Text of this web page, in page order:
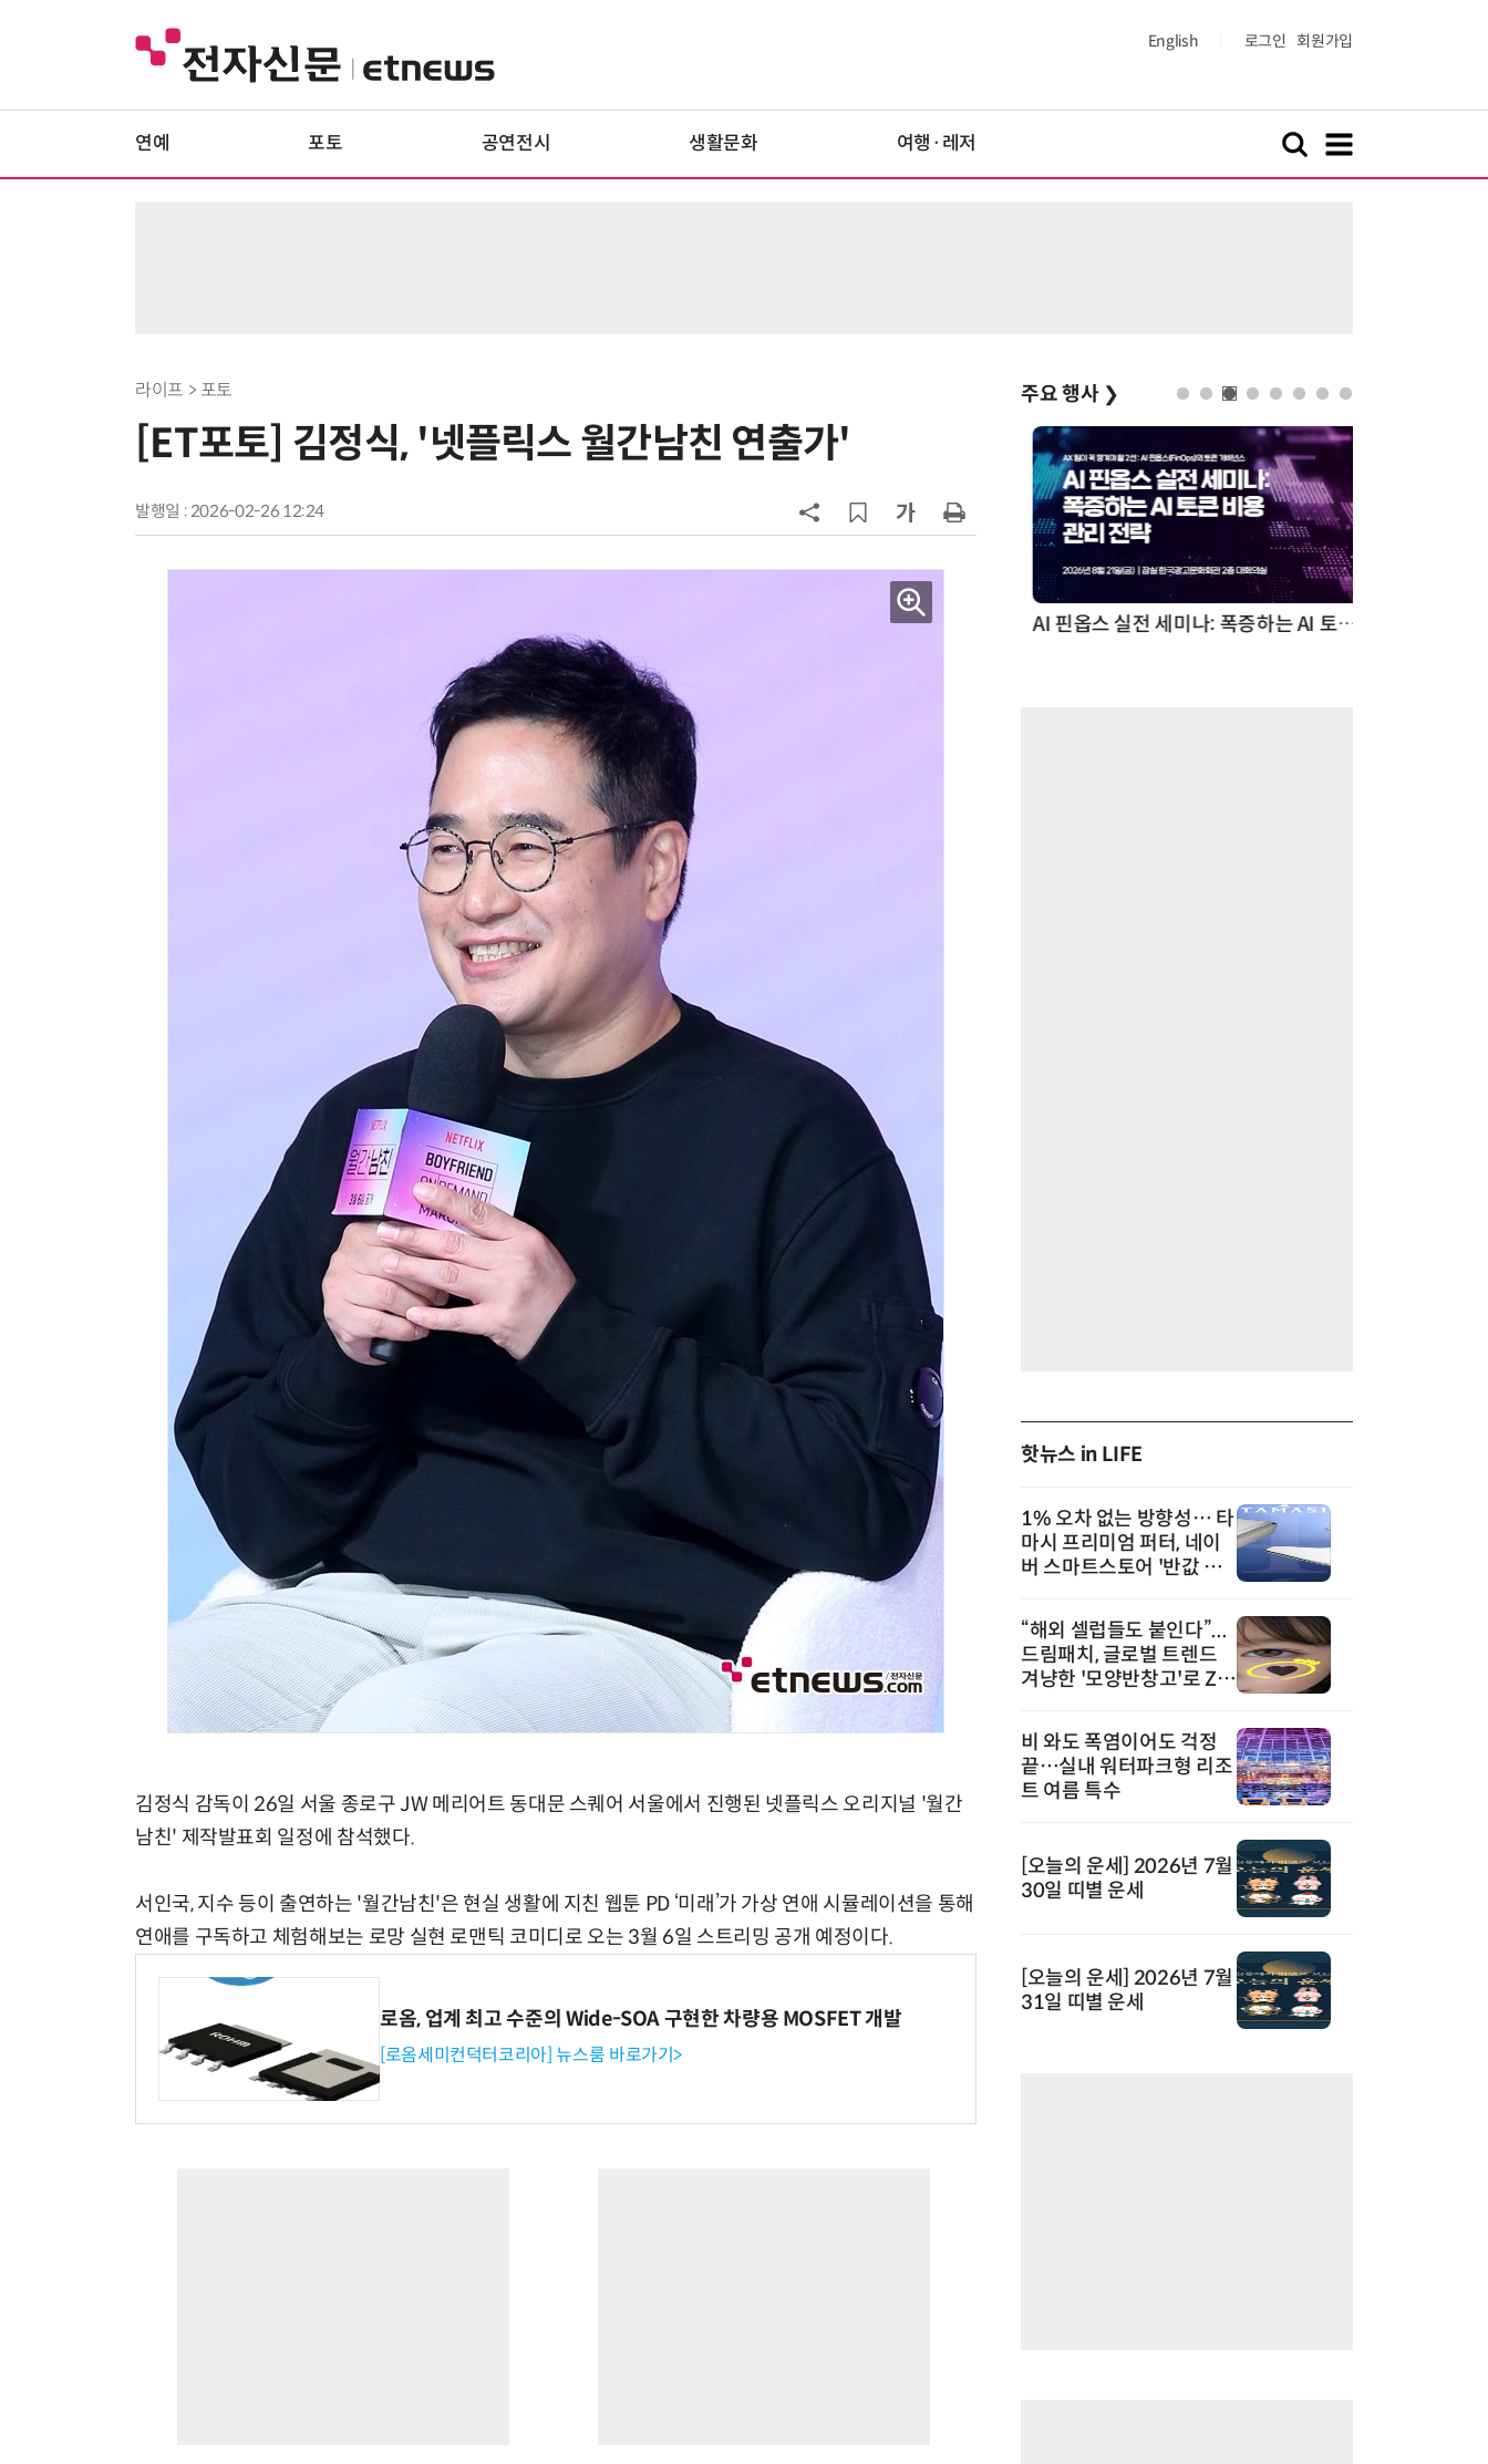
English 로그인 회원가입
연예 포토 공연전시 생활문화 여행·레저
라이프 > 포토
[ET포토] 김정식, '넷플릭스 월간남친 연출가'
발행일 : 2026-02-26 12:24
김정식 감독이 26일 서울 종로구 JW 메리어트 동대문 스퀘어 서울에서 진행된 넷플릭스 오리지널 '월간
남친' 제작발표회 일정에 참석했다.
서인국, 지수 등이 출연하는 '월간남친'은 현실 생활에 지친 웹툰 PD ‘미래’가 가상 연애 시뮬레이션을 통해
연애를 구독하고 체험해보는 로망 실현 로맨틱 코미디로 오는 3월 6일 스트리밍 공개 예정이다.
로옴, 업계 최고 수준의 Wide-SOA 구현한 차량용 MOSFET 개발
[로옴세미컨덕터코리아] 뉴스룸 바로가기>
주요 행사 ❯
AI 핀옵스 실전 세미나: 폭증하는 AI 토큰 비용 관리 전략
핫뉴스 in LIFE
1% 오차 없는 방향성… 타
마시 프리미엄 퍼터, 네이
버 스마트스토어 '반값 할
“해외 셀럽들도 붙인다”...
드림패치, 글로벌 트렌드
겨냥한 '모양반창고'로 Z세
비 와도 폭염이어도 걱정
끝…실내 워터파크형 리조
트 여름 특수
[오늘의 운세] 2026년 7월
30일 띠별 운세
[오늘의 운세] 2026년 7월
31일 띠별 운세